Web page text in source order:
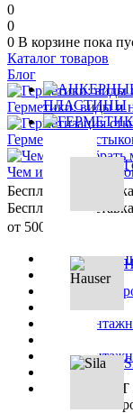
0
0
0 В корзине пока
Каталог товаров
ПЛАСТИНЫ
Блог
Герметики: виды и
Герметизация
Чем и как убрать
Бесплатная
Бесплатная
от 5000₽
Главная
Каталог
Пена
Пена
монтажная